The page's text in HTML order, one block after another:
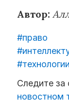
Автор:
#право
#технологии
Следите за
новостном